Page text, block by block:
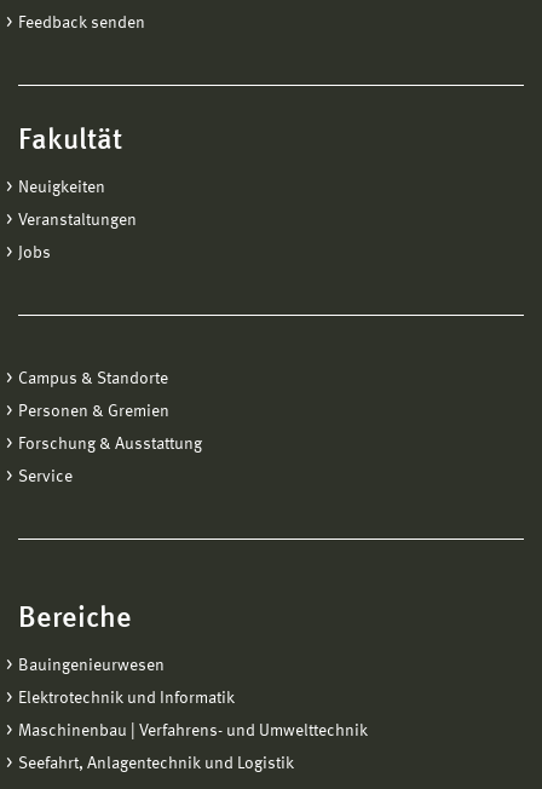
Feedback senden
Fakultät
Neuigkeiten
Veranstaltungen
Jobs
Campus & Standorte
Personen & Gremien
Forschung & Ausstattung
Service
Bereiche
Bauingenieurwesen
Elektrotechnik und Informatik
Maschinenbau | Verfahrens- und Umwelttechnik
Seefahrt, Anlagentechnik und Logistik